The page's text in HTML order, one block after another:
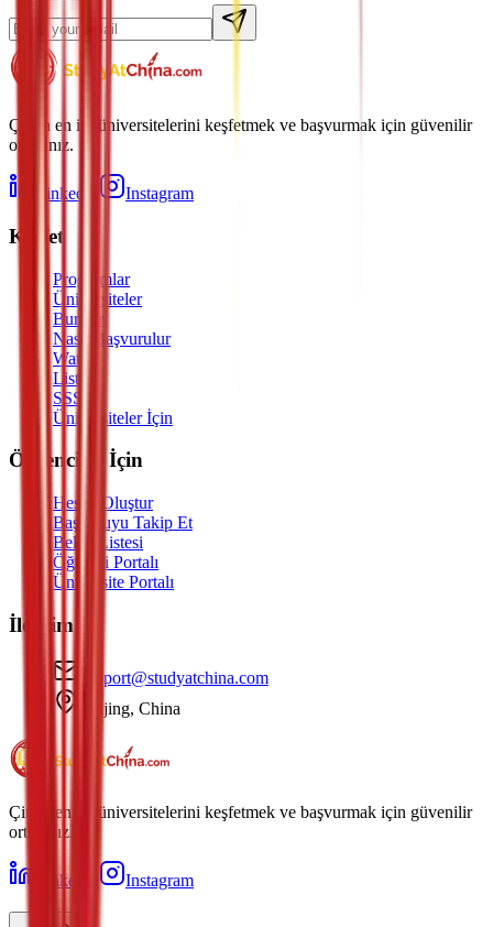
Çin'in en iyi üniversitelerini keşfetmek ve başvurmak için güvenilir
ortağınız.
LinkedIn Instagram
Keşfet
Programlar
Üniversiteler
Burslar
Nasıl Başvurulur
Watch
Listen
SSS
Üniversiteler İçin
Öğrenciler İçin
Hesap Oluştur
Başvuruyu Takip Et
Belge Listesi
Öğrenci Portalı
Üniversite Portalı
İletişim
support@studyatchina.com
Beijing, China
Çin'in en iyi üniversitelerini keşfetmek ve başvurmak için güvenilir
ortağınız.
LinkedIn Instagram